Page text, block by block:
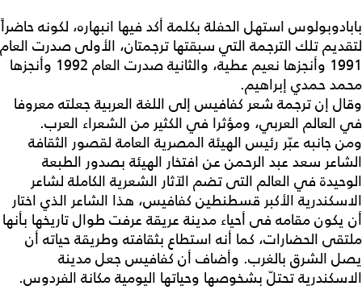
بابادوبولوس استهل الحفلة بكلمة أكد فيها انبهاره، لكونه حاضراً
لتقديم تلك الترجمة التي سبقتها ترجمتان، الأولى صدرت العام
1991 وأنجزها نعيم عطية، والثانية صدرت العام 1992 وأنجزها
محمد حمدي إبراهيم.
وقال إن ترجمة شعر كفافيس إلى اللغة العربية جعلته معروفا
في العالم العربي، ومؤثرا في الكثير من الشعراء العرب.
ومن جانبه عبّر رئيس الهيئة المصرية العامة لقصور الثقافة
الشاعر سعد عبد الرحمن عن افتخار الهيئة بصدور الطبعة
الوحيدة في العالم التى تضم الآثار الشعرية الكاملة لشاعر
الاسكندرية الأكبر قسطنطين كفافيس، هذا الشاعر الذي اختار
أن يكون مقامه فى أحياء مدينة عريقة عرفت طوال تاريخها بأنها
ملتقى الحضارات، كما أنه استطاع بثقافته وطريقة حياته أن
يصل الشرق بالغرب. وأضاف أن كفافيس جعل مدينة
الاسكندرية تحتلّ بشخوصها وحياتها اليومية مكانة الفردوس.